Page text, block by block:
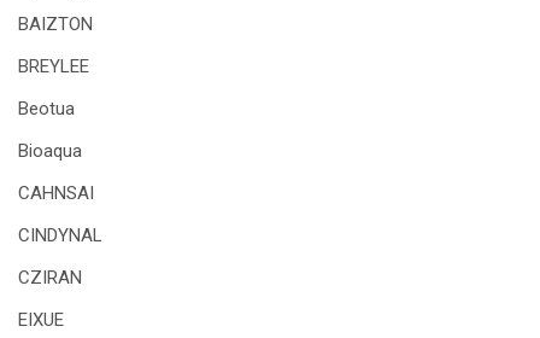
BAIZTON
BREYLEE
Beotua
Bioaqua
CAHNSAI
CINDYNAL
CZIRAN
EIXUE